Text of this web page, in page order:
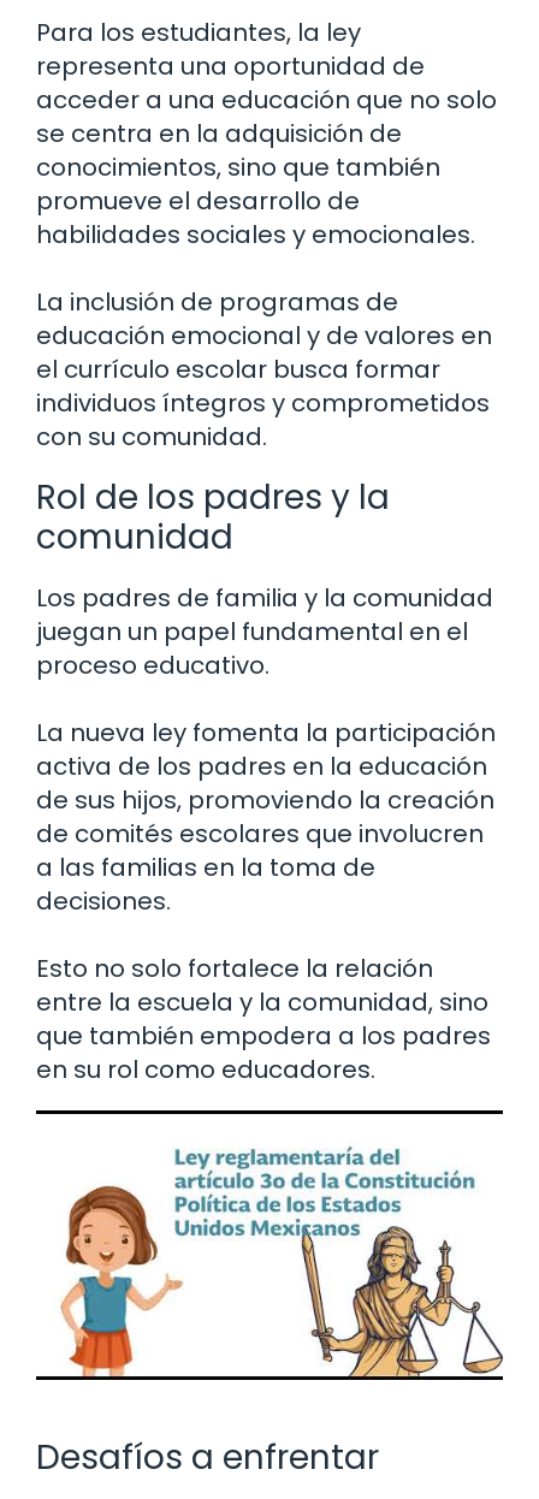
Para los estudiantes, la ley
representa una oportunidad de
acceder a una educación que no solo
se centra en la adquisición de
conocimientos, sino que también
promueve el desarrollo de
habilidades sociales y emocionales.
La inclusión de programas de
educación emocional y de valores en
el currículo escolar busca formar
individuos íntegros y comprometidos
con su comunidad.
Rol de los padres y la
comunidad
Los padres de familia y la comunidad
juegan un papel fundamental en el
proceso educativo.
La nueva ley fomenta la participación
activa de los padres en la educación
de sus hijos, promoviendo la creación
de comités escolares que involucren
a las familias en la toma de
decisiones.
Esto no solo fortalece la relación
entre la escuela y la comunidad, sino
que también empodera a los padres
en su rol como educadores.
Desafíos a enfrentar